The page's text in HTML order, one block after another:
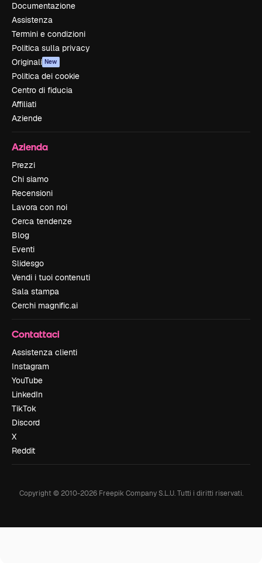
Documentazione
Assistenza
Termini e condizioni
Politica sulla privacy
Originali New
Politica dei cookie
Centro di fiducia
Affiliati
Aziende
Azienda
Prezzi
Chi siamo
Recensioni
Lavora con noi
Cerca tendenze
Blog
Eventi
Slidesgo
Vendi i tuoi contenuti
Sala stampa
Cerchi magnific.ai
Contattaci
Assistenza clienti
Instagram
YouTube
LinkedIn
TikTok
Discord
X
Reddit
Copyright © 2010-2026Freepik Company S.L.U. Tutti i diritti riservati.